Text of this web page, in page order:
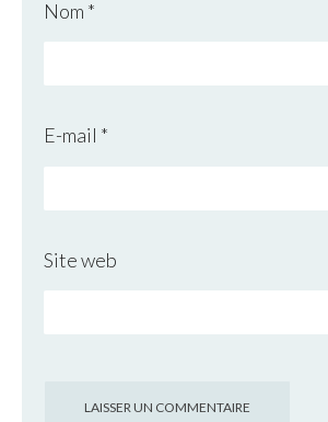
Nom *
E-mail *
Site web